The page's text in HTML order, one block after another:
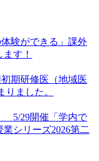
体験ができる」課外
す！
初期研修医（地域医
ました。
5/29開催「学内で
シリーズ2026第二